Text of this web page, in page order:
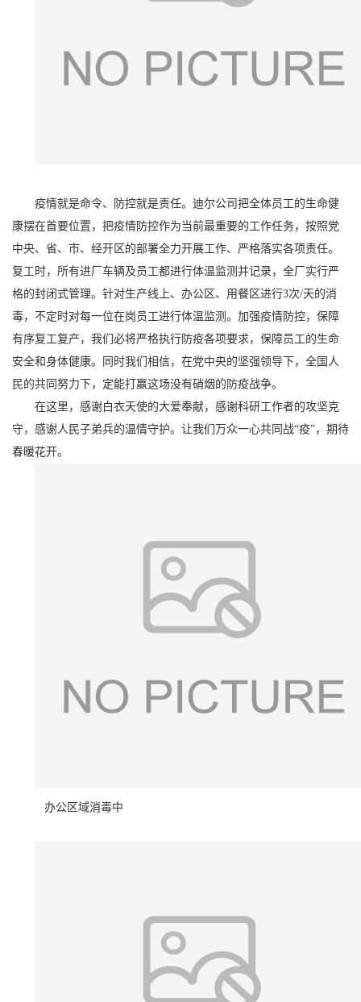
疫情就是命令、防控就是责任。迪尔公司把全体员工的生命健
康摆在首要位置，把疫情防控作为当前最重要的工作任务，按照党
中央、省、市、经开区的部署全力开展工作、严格落实各项责任。
复工时，所有进厂车辆及员工都进行体温监测并记录，全厂实行严
格的封闭式管理。针对生产线上、办公区、用餐区进行3次/天的消
毒，不定时对每一位在岗员工进行体温监测。加强疫情防控，保障
有序复工复产，我们必将严格执行防疫各项要求，保障员工的生命
安全和身体健康。同时我们相信，在党中央的坚强领导下，全国人
民的共同努力下，定能打赢这场没有硝烟的防疫战争。
在这里，感谢白衣天使的大爱奉献，感谢科研工作者的攻坚克
守，感谢人民子弟兵的温情守护。让我们万众一心共同战“疫”，期待
春暖花开。
办公区域消毒中